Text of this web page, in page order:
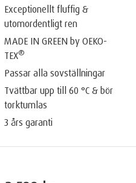
Exceptionellt fluffig &
utomordentligt ren
MADE IN GREEN by OEKO-
TEX®️
Passar alla sovställningar
Tvättbar upp till 60 °C & bör
torktumlas
3 års garanti